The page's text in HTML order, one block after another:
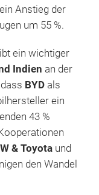
Anstieg der
um 55 %.
ein wichtiger
Indien an der
BYD als
ein
43 %
& Toyota und
den Wandel